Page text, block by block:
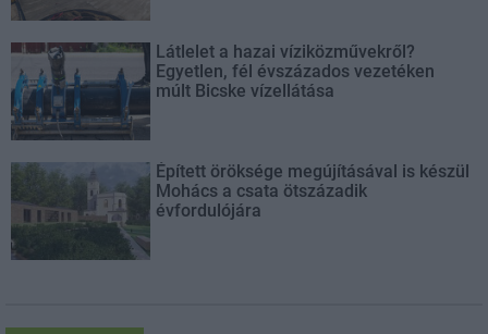
Látlelet a hazai víziközművekről?
Egyetlen, fél évszázados vezetéken
múlt Bicske vízellátása
Épített öröksége megújításával is készül
Mohács a csata ötszázadik
évfordulójára